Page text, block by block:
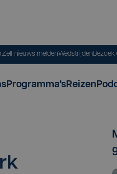
Zelf nieuws meldenWedstrijdenBezoek
Programma'sReizen